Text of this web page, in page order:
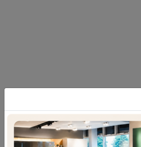
I Tavoli fissi moderni
ti aspettano